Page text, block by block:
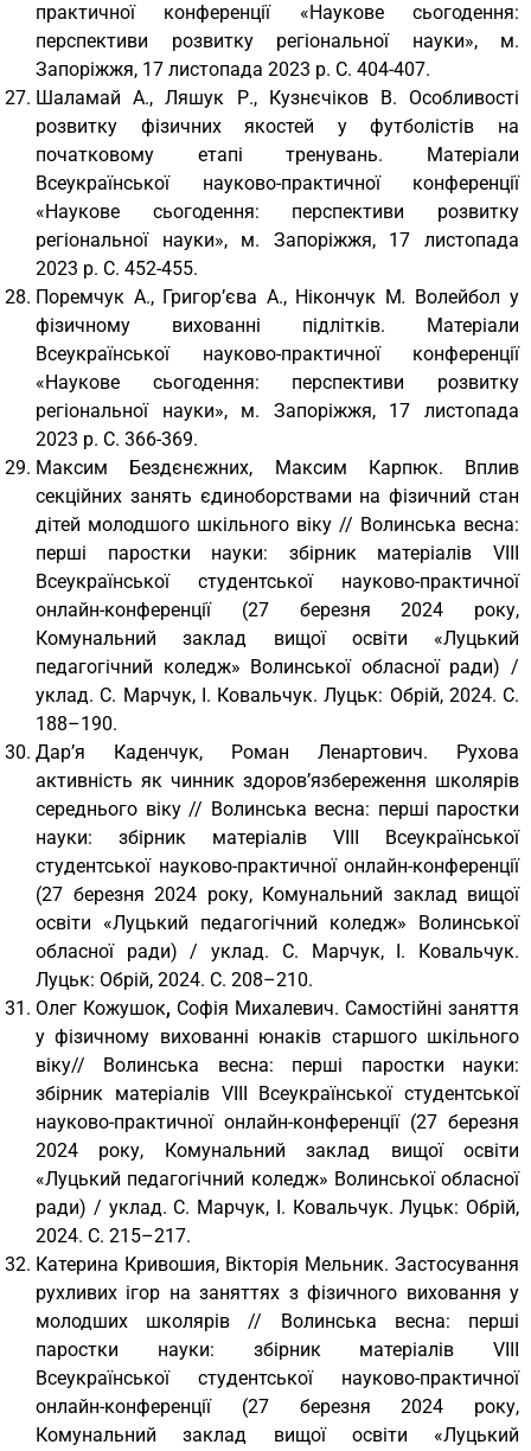
практичної конференції «Наукове сьогодення:
перспективи розвитку регіональної науки», м.
Запоріжжя, 17 листопада 2023 р. С. 404-407.
Шаламай А., Ляшук Р., Кузнєчіков В. Особливості
розвитку фізичних якостей у футболістів на
початковому етапі тренувань. Матеріали
Всеукраїнської науково-практичної конференції
«Наукове сьогодення: перспективи розвитку
регіональної науки», м. Запоріжжя, 17 листопада
2023 р. С. 452-455.
Поремчук А., Григор’єва А., Нікончук М. Волейбол у
фізичному вихованні підлітків. Матеріали
Всеукраїнської науково-практичної конференції
«Наукове сьогодення: перспективи розвитку
регіональної науки», м. Запоріжжя, 17 листопада
2023 р. С. 366-369.
Максим Бездєнєжних, Максим Карпюк. Вплив
секційних занять єдиноборствами на фізичний стан
дітей молодшого шкільного віку // Волинська весна:
перші паростки науки: збірник матеріалів VІІІ
Всеукраїнської студентської науково-практичної
онлайн-конференції (27 березня 2024 року,
Комунальний заклад вищої освіти «Луцький
педагогічний коледж» Волинської обласної ради) /
уклад. С. Марчук, І. Ковальчук. Луцьк: Обрій, 2024. С.
188–190.
Дар’я Каденчук, Роман Ленартович. Рухова
активність як чинник здоров’язбереження школярів
середнього віку // Волинська весна: перші паростки
науки: збірник матеріалів VІІІ Всеукраїнської
студентської науково-практичної онлайн-конференції
(27 березня 2024 року, Комунальний заклад вищої
освіти «Луцький педагогічний коледж» Волинської
обласної ради) / уклад. С. Марчук, І. Ковальчук.
Луцьк: Обрій, 2024. С. 208–210.
Олег Кожушок, Софія Михалевич. Самостійні заняття
у фізичному вихованні юнаків старшого шкільного
віку// Волинська весна: перші паростки науки:
збірник матеріалів VІІІ Всеукраїнської студентської
науково-практичної онлайн-конференції (27 березня
2024 року, Комунальний заклад вищої освіти
«Луцький педагогічний коледж» Волинської обласної
ради) / уклад. С. Марчук, І. Ковальчук. Луцьк: Обрій,
2024. С. 215–217.
Катерина Кривошия, Вікторія Мельник. Застосування
рухливих ігор на заняттях з фізичного виховання у
молодших школярів // Волинська весна: перші
паростки науки: збірник матеріалів VІІІ
Всеукраїнської студентської науково-практичної
онлайн-конференції (27 березня 2024 року,
Комунальний заклад вищої освіти «Луцький